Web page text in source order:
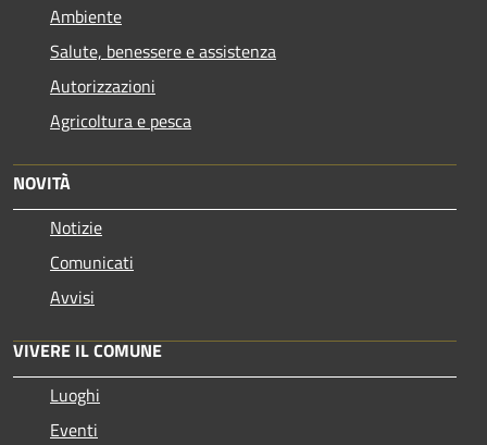
Ambiente
Salute, benessere e assistenza
Autorizzazioni
Agricoltura e pesca
NOVITÀ
Notizie
Comunicati
Avvisi
VIVERE IL COMUNE
Luoghi
Eventi